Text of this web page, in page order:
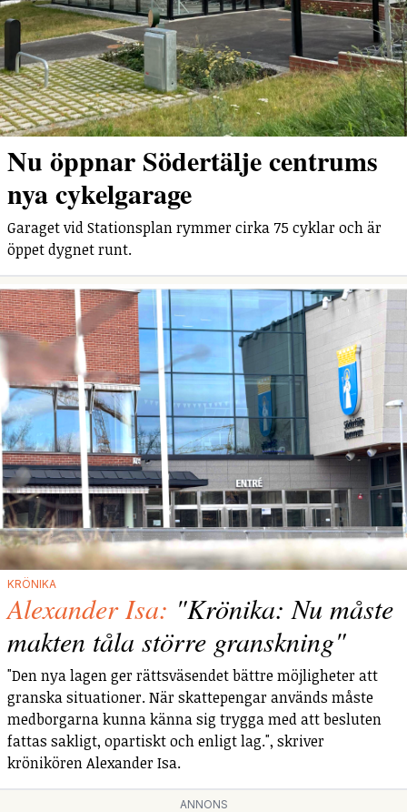
Nu öppnar Södertälje centrums
nya cykelgarage
Garaget vid Stationsplan rymmer cirka 75 cyklar och är
öppet dygnet runt.
KRÖNIKA
Alexander Isa: "Krönika: Nu måste
makten tåla större granskning"
"Den nya lagen ger rättsväsendet bättre möjligheter att
granska situationer. När skattepengar används måste
medborgarna kunna känna sig trygga med att besluten
fattas sakligt, opartiskt och enligt lag.", skriver
krönikören Alexander Isa.
ANNONS